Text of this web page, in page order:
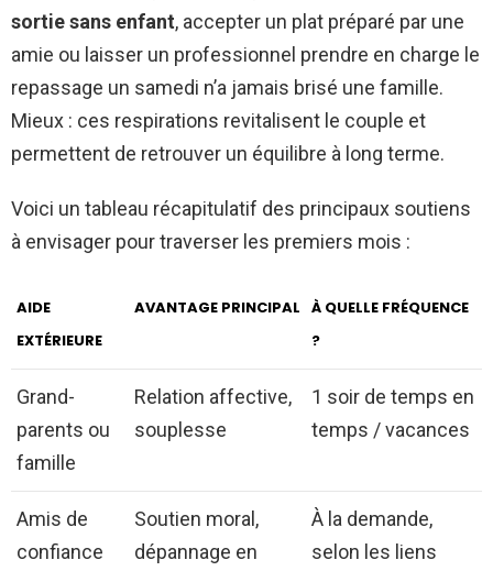
sortie sans enfant, accepter un plat préparé par une
amie ou laisser un professionnel prendre en charge le
repassage un samedi n’a jamais brisé une famille.
Mieux : ces respirations revitalisent le couple et
permettent de retrouver un équilibre à long terme.
Voici un tableau récapitulatif des principaux soutiens
à envisager pour traverser les premiers mois :
AIDE
EXTÉRIEURE
AVANTAGE PRINCIPAL À QUELLE FRÉQUENCE
?
Grand-
parents ou
famille
Relation affective,
souplesse
1 soir de temps en
temps / vacances
Amis de
confiance
Soutien moral,
dépannage en
À la demande,
selon les liens